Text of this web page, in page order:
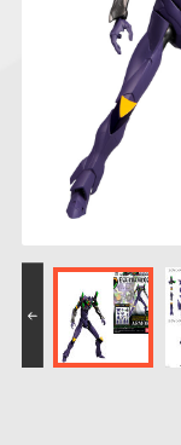
仮面ライダーシリー
ズ
PROJECT R.E.D.
スーパー戦隊シリ
ズ
キャラパキ
つりグミ